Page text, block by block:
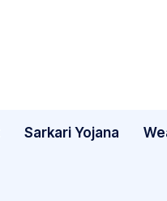
Sarkari Yojana